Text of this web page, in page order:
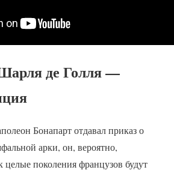
де Голля —
Бонапарт отдавал приказ о
арки, он, вероятно,
целые поколения французов будут